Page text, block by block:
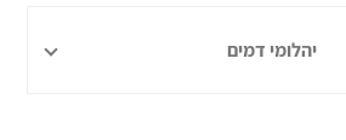
יהלומי דמים